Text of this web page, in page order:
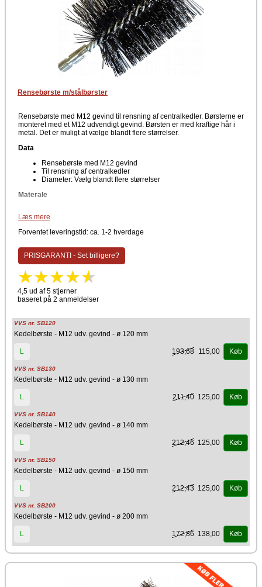
Rensebørste m/stålbørster
Rensebørste med M12 gevind til rensning af centralkedler. Børsterne er
monteret med et M12 udvendigt gevind. Børsten er med kraftige hår i
metal. Det er muligt at vælge blandt flere størrelser.
Data
Rensebørste med M12 gevind
Til rensning af centralkedler
Diameter: Vælg blandt flere størrelser
Materale
Læs mere
Forventet leveringstid: ca. 1-2 hverdage
PRISGARANTI - Set billigere?
4,5 ud af 5 stjerner
baseret på 2 anmeldelser
VVS nr. SB120
Kedelbørste - M12 udv. gevind - ø 120 mm
L 193,68 115,00 Køb
VVS nr. SB130
Kedelbørste - M12 udv. gevind - ø 130 mm
L 211,40 125,00 Køb
VVS nr. SB140
Kedelbørste - M12 udv. gevind - ø 140 mm
L 212,46 125,00 Køb
VVS nr. SB150
Kedelbørste - M12 udv. gevind - ø 150 mm
L 212,43 125,00 Køb
VVS nr. SB200
Kedelbørste - M12 udv. gevind - ø 200 mm
L 172,86 138,00 Køb